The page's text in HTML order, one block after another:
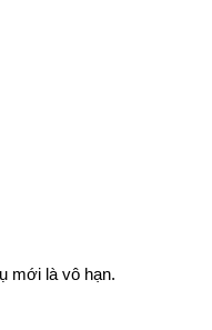
mới là vô hạn.